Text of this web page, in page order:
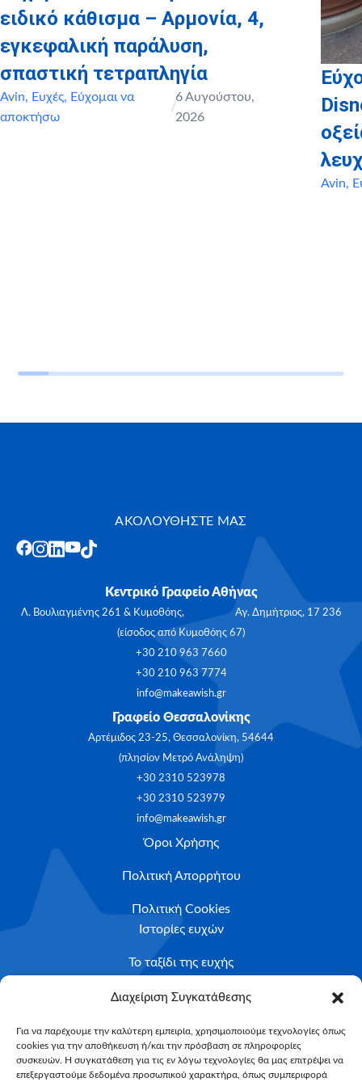
Διαχείριση Συγκατάθεσης
Για να παρέχουμε την καλύτερη εμπειρία, χρησιμοποιούμε τεχνολογίες όπως
cookies για την αποθήκευση ή/και την πρόσβαση σε πληροφορίες
συσκευών. Η συγκατάθεση για τις εν λόγω τεχνολογίες θα μας επιτρέψει να
επεξεργαστούμε δεδομένα προσωπικού χαρακτήρα, όπως συμπεριφορά
ειδικό κάθισμα – Αρμονία, 4,
εγκεφαλική παράλυση,
σπαστική τετραπληγία
Avin, Ευχές, Εύχομαι να
αποκτήσω
/
6 Αυγούστου,
2026
Avin,
ΑΚΟΛΟΥΘΗΣΤΕ ΜΑΣ
Κεντρικό Γραφείο Αθήνας
Λ. Βουλιαγμένης 261 & Κυμοθόης, Αγ. Δημήτριος, 17 236
(είσοδος από Κυμοθόης 67)
+30 210 963 7660
+30 210 963 7774
info@makeawish.gr
Γραφείο Θεσσαλονίκης
Αρτέμιδος 23-25, Θεσσαλονίκη, 54644
(πλησίον Μετρό Ανάληψη)
+30 2310 523978
+30 2310 523979
info@makeawish.gr
Όροι Χρήσης
Πολιτική Απορρήτου
Πολιτική Cookies
Ιστορίες ευχών
Το ταξίδι της ευχής
Κριτήρια Καταλληλότητας
Υποβολή Αιτήματος
NEWSLETTER
Email*